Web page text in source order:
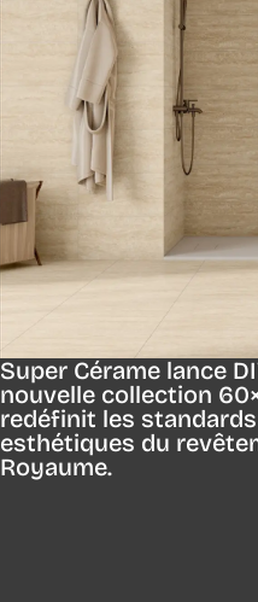
Super Cérame lance
nouvelle collection
redéfinit les standards
esthétiques du
Royaume.